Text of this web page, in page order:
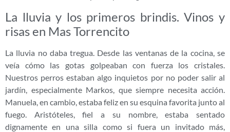
La lluvia y los primeros brindis. Vinos y
risas en Mas Torrencito
La lluvia no daba tregua. Desde las ventanas de la cocina, se
veía cómo las gotas golpeaban con fuerza los cristales.
Nuestros perros estaban algo inquietos por no poder salir al
jardín, especialmente Markos, que siempre necesita acción.
Manuela, en cambio, estaba feliz en su esquina favorita junto al
fuego. Aristóteles, fiel a su nombre, estaba sentado
dignamente en una silla como si fuera un invitado más,